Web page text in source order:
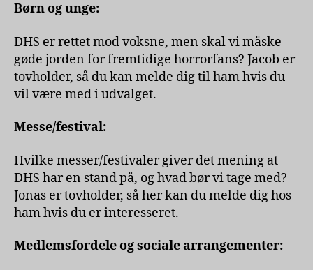
Børn og unge:
DHS er rettet mod voksne, men skal vi måske
gøde jorden for fremtidige horrorfans? Jacob er
tovholder, så du kan melde dig til ham hvis du
vil være med i udvalget.
Messe/festival:
Hvilke messer/festivaler giver det mening at
DHS har en stand på, og hvad bør vi tage med?
Jonas er tovholder, så her kan du melde dig hos
ham hvis du er interesseret.
Medlemsfordele og sociale arrangementer: